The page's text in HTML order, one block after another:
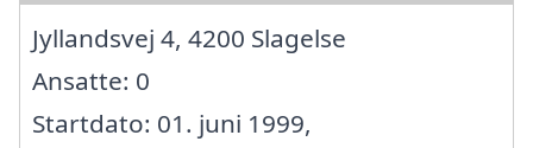
Jyllandsvej 4, 4200 Slagelse
Ansatte: 0
Startdato: 01. juni 1999,